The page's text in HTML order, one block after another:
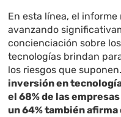
En esta línea, el
avanzando
concienciación sobre
tecnologías brindan
los riesgos que
inversión en
el 68% de las
un 64% también